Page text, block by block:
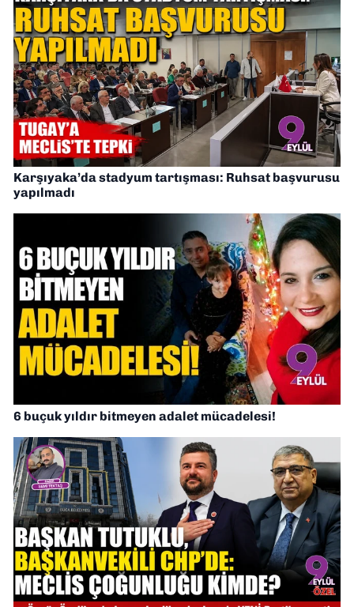
Karşıyaka’da stadyum tartışması: Ruhsat başvurusu
yapılmadı
6 buçuk yıldır bitmeyen adalet mücadelesi!